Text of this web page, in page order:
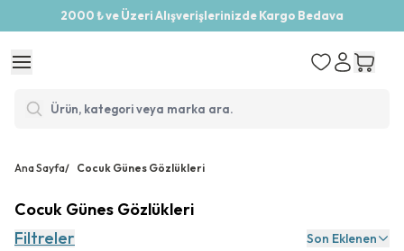
2000 ₺ ve Üzeri Alışverişlerinizde Kargo Bedava
Ana Sayfa/ Cocuk Günes Gözlükleri
Cocuk Günes Gözlükleri
Filtreler
Son Eklenen